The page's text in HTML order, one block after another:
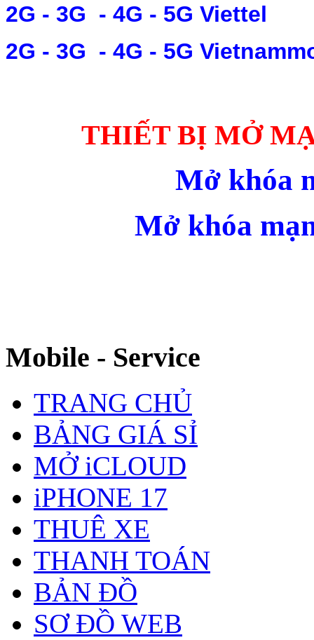
2G - 3G - 4G - 5G Viettel
2G - 3G - 4G - 5G
THIẾT BỊ MỞ
Mở khóa
Mở khóa
Mobile - Service
TRANG CHỦ
BẢNG GIÁ SỈ
MỞ iCLOUD
iPHONE 17
THUÊ XE
THANH TOÁN
BẢN ĐỒ
SƠ ĐỒ WEB